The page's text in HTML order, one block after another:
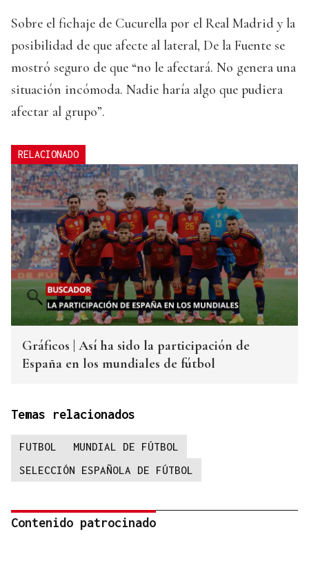
Sobre el fichaje de Cucurella por el Real Madrid y la
posibilidad de que afecte al lateral, De la Fuente se
mostró seguro de que “no le afectará. No genera una
situación incómoda. Nadie haría algo que pudiera
afectar al grupo”.
RELACIONADO
Gráficos | Así ha sido la participación de
España en los mundiales de fútbol
Temas relacionados
FUTBOL
MUNDIAL DE FÚTBOL
SELECCIÓN ESPAÑOLA DE FÚTBOL
Contenido patrocinado